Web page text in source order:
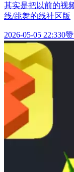
其实是把以前的视
线/跳舞的线社区版
2026-05-05 22:330赞